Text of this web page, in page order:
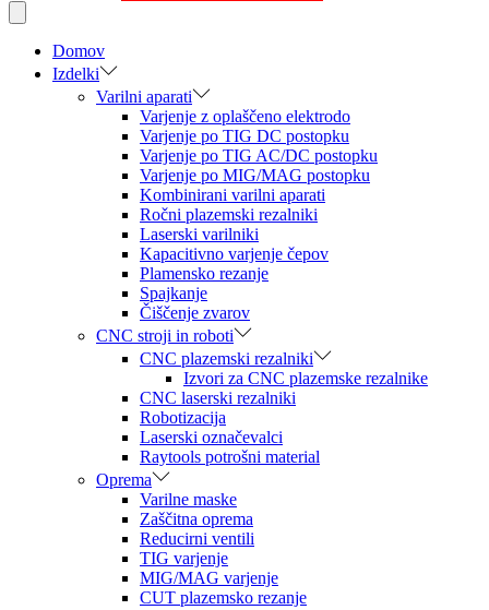
Domov
Izdelki
Varilni aparati
Varjenje z oplaščeno elektrodo
Varjenje po TIG DC postopku
Varjenje po TIG AC/DC postopku
Varjenje po MIG/MAG postopku
Kombinirani varilni aparati
Ročni plazemski rezalniki
Laserski varilniki
Kapacitivno varjenje čepov
Plamensko rezanje
Spajkanje
Čiščenje zvarov
CNC stroji in roboti
CNC plazemski rezalniki
Izvori za CNC plazemske rezalnike
CNC laserski rezalniki
Robotizacija
Laserski označevalci
Raytools potrošni material
Oprema
Varilne maske
Zaščitna oprema
Reducirni ventili
TIG varjenje
MIG/MAG varjenje
CUT plazemsko rezanje